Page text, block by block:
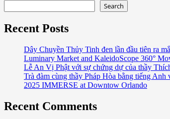
lễ
Thành
Đạo
2024
tại
Chùa
Pháp
Search
Recent Posts
Dây Chuyền Thủy Tinh đen lần đầu tiên ra
Luminary Market and KaleidoScope 360°
Lễ An Vị Phật với sự chứng dự của thầy
Trà đàm cùng thầy Pháp Hòa bằng tiếng
2025 IMMERSE at Downtow Orlando
Recent Comments